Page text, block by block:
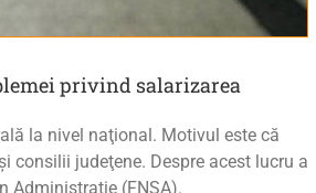
privind salarizarea
la nivel naţional. Motivul este că
consilii judeţene. Despre acest lucru a
Administraţie (FNSA).